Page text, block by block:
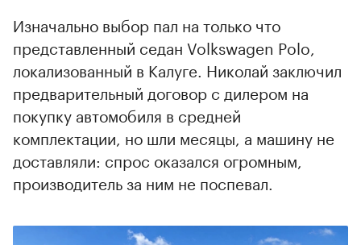
Изначально выбор пал на только что
представленный седан Volkswagen Polo,
локализованный в Калуге. Николай заключил
предварительный договор с дилером на
покупку автомобиля в средней
комплектации, но шли месяцы, а машину не
доставляли: спрос оказался огромным,
производитель за ним не поспевал.